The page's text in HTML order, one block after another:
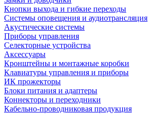
Кнопки выхода и гибкие переходы
Системы оповещения и аудиотрансляция
Акустические системы
Приборы управления
Селекторные устройства
Аксессуары
Кронштейны и монтажные коробки
Клавиатуры управления и приборы
ИК прожекторы
Блоки питания и адаптеры
Коннекторы и переходники
Кабельно-проводниковая продукция